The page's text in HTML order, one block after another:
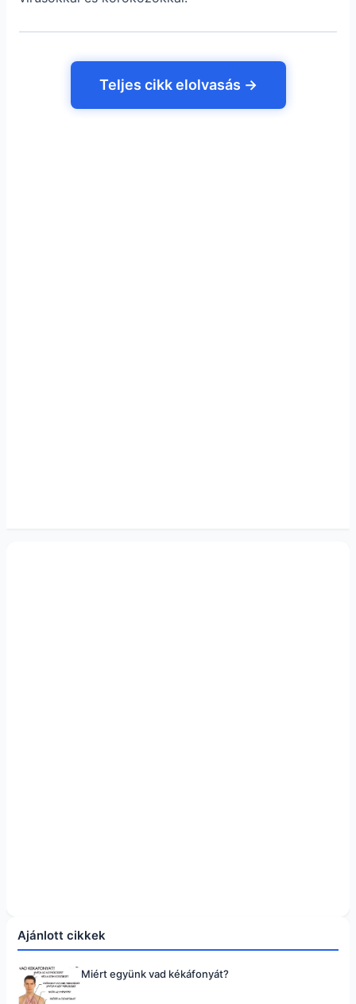
Teljes cikk elolvasás →
Ajánlott cikkek
Miért együnk vad kékáfonyát?